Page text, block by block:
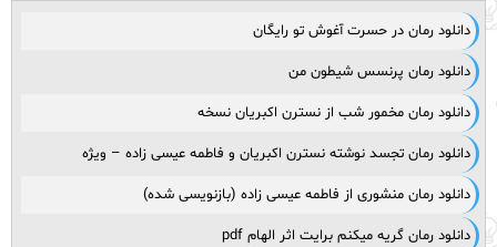
دانلود رمان در حسرت آغوش تو رایگان
دانلود رمان پرنسس شیطون من
دانلود رمان مخمور شب از نسترن اکبریان نسخه
دانلود رمان تجسد نوشته نسترن اکبریان و فاطمه عیسی زاده – ویژه
دانلود رمان منشوری از فاطمه عیسی زاده (بازنویسی شده)
دانلود رمان گریه میکنم برایت اثر الهام pdf